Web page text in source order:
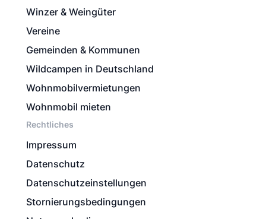
Winzer & Weingüter
Vereine
Gemeinden & Kommunen
Wildcampen in Deutschland
Wohnmobilvermietungen
Wohnmobil mieten
Rechtliches
Impressum
Datenschutz
Datenschutzeinstellungen
Stornierungsbedingungen